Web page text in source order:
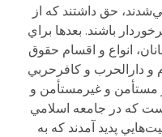
حق داشتند كه از
باشند. بعدها براي
انواع و اقسام حقوق
و دارالحرب و كافرحربي
مستأمن و غيرمستأمن و
كه در جامعه اسلامي
پديد آمدند كه به